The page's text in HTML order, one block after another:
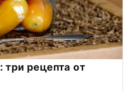
рецепта от